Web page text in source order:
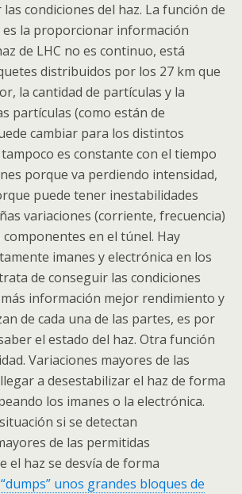
condiciones del haz. La función de
la proporcionar información
de LHC no es continuo, está
distribuidos por los 27 km que
la cantidad de partículas y la
partículas (como están de
cambiar para los distintos
es constante con el tiempo
porque va perdiendo intensidad,
puede tener inestabilidades
variaciones (corriente, frecuencia)
en el túnel. Hay
imanes y electrónica en los
de conseguir las condiciones
información mejor rendimiento y
de cada una de las partes, es por
el estado del haz. Otra función
Variaciones mayores de las
a desestabilizar el haz de forma
los imanes o la electrónica.
si se detectan
de las permitidas
el haz se desvía de forma
unos grandes bloques de